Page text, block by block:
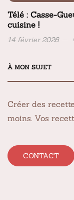
Télé : Casse-
cuisine !
14 février 2026
À MON SUJET
Créer des
moins. Vos
CONTACT